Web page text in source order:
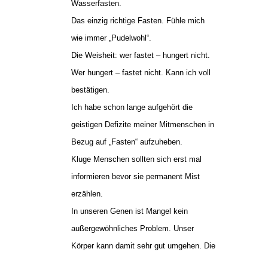
Wasserfasten.
Das einzig richtige Fasten. Fühle mich
wie immer „Pudelwohl“.
Die Weisheit: wer fastet – hungert nicht.
Wer hungert – fastet nicht. Kann ich voll
bestätigen.
Ich habe schon lange aufgehört die
geistigen Defizite meiner Mitmenschen in
Bezug auf „Fasten“ aufzuheben.
Kluge Menschen sollten sich erst mal
informieren bevor sie permanent Mist
erzählen.
In unseren Genen ist Mangel kein
außergewöhnliches Problem. Unser
Körper kann damit sehr gut umgehen. Die